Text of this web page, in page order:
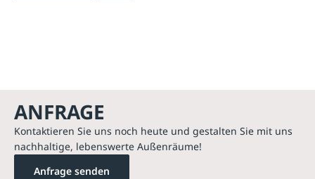
ANFRAGE
Kontaktieren Sie uns noch heute und gestalten Sie mit uns
nachhaltige, lebenswerte Außenräume!
Anfrage senden